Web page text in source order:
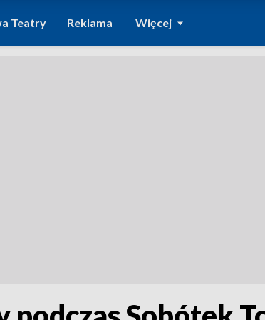
Teatry Reklama Więcej